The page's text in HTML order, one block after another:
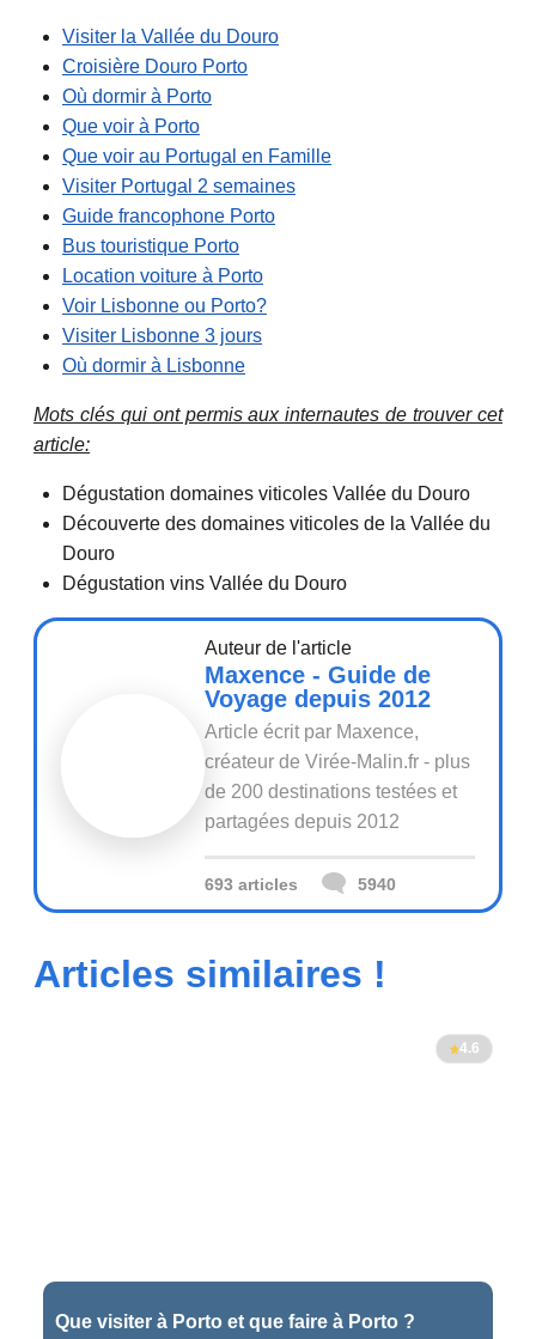
Visiter la Vallée du Douro
Croisière Douro Porto
Où dormir à Porto
Que voir à Porto
Que voir au Portugal en Famille
Visiter Portugal 2 semaines
Guide francophone Porto
Bus touristique Porto
Location voiture à Porto
Voir Lisbonne ou Porto?
Visiter Lisbonne 3 jours
Où dormir à Lisbonne
Mots clés qui ont permis aux internautes de trouver cet
article:
Dégustation domaines viticoles Vallée du Douro
Découverte des domaines viticoles de la Vallée du
Douro
Dégustation vins Vallée du Douro
Auteur de l'article
Maxence - Guide de
Voyage depuis 2012
Article écrit par Maxence,
créateur de Virée-Malin.fr - plus
de 200 destinations testées et
partagées depuis 2012
693 articles 5940
Articles similaires !
4.6
Que visiter à Porto et que faire à Porto ?